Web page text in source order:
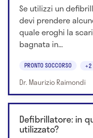
Se utilizzi un
devi prendere
quale eroghi la
bagnata in...
PRONTO SOCCORSO +2
Dr. Maurizio Raimondi
Defibrillatore: in
utilizzato?